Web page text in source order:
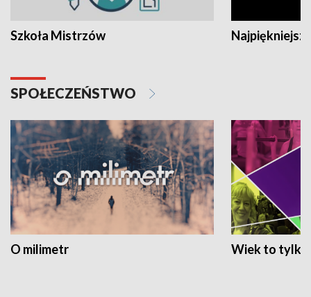
Szkoła Mistrzów
SPOŁECZEŃSTWO
O milimetr Wiek to tylko